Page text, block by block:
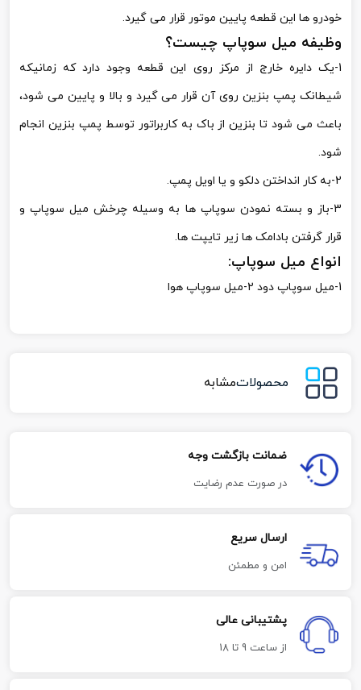
خودرو ها این قطعه پایین موتور قرار می گیرد.
وظیفه میل سوپاپ چیست؟
1-یک دایره خارج از مرکز روی این قطعه وجود دارد که زمانیکه
شیطانک پمپ بنزین روی آن قرار می گیرد و بالا و پایین می شود،
باعث می شود تا بنزین از باک به کاربراتور توسط پمپ بنزین انجام
شود.
2-به کار انداختن دلکو و یا اویل پمپ.
3-باز و بسته نمودن سوپاپ ها به وسیله چرخش میل سوپاپ و
قرار گرفتن بادامک ها زیر تایپت ها.
انواع میل سوپاپ:
1-میل سوپاپ دود 2-میل سوپاپ هوا
محصولاتمشابه
ضمانت بازگشت وجه
در صورت عدم رضایت
ارسال سریع
امن و مطمئن
پشتیبانی عالی
از ساعت 9 تا 18